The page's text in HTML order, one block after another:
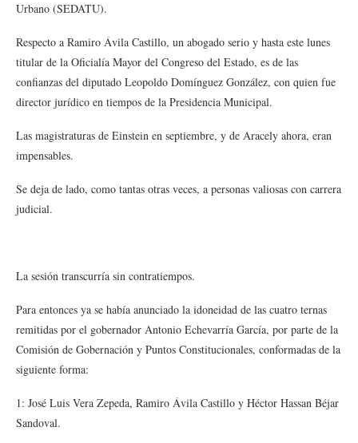
Urbano (SEDATU).
Respecto a Ramiro Ávila Castillo, un abogado serio y hasta este lunes
titular de la Oficialía Mayor del Congreso del Estado, es de las
confianzas del diputado Leopoldo Domínguez González, con quien fue
director jurídico en tiempos de la Presidencia Municipal.
Las magistraturas de Einstein en septiembre, y de Aracely ahora, eran
impensables.
Se deja de lado, como tantas otras veces, a personas valiosas con carrera
judicial.
La sesión transcurría sin contratiempos.
Para entonces ya se había anunciado la idoneidad de las cuatro ternas
remitidas por el gobernador Antonio Echevarría García, por parte de la
Comisión de Gobernación y Puntos Constitucionales, conformadas de la
siguiente forma:
1: José Luis Vera Zepeda, Ramiro Ávila Castillo y Héctor Hassan Béjar
Sandoval.